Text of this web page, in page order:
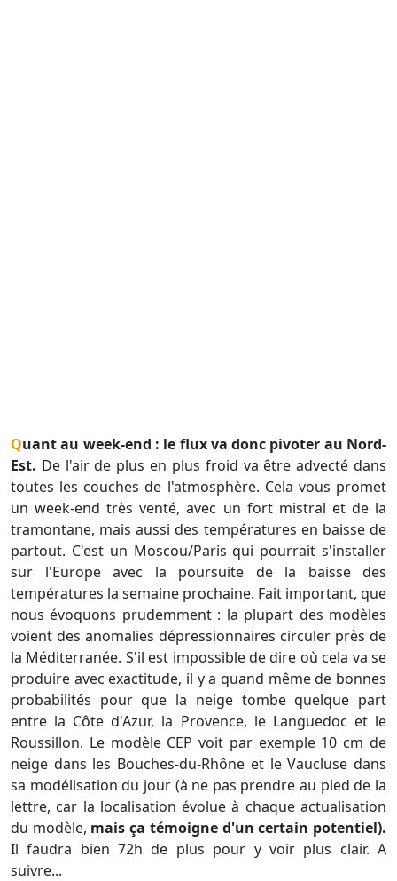
Quant au week-end : le flux va donc pivoter au Nord-
Est. De l'air de plus en plus froid va être advecté dans
toutes les couches de l'atmosphère. Cela vous promet
un week-end très venté, avec un fort mistral et de la
tramontane, mais aussi des températures en baisse de
partout. C'est un Moscou/Paris qui pourrait s'installer
sur l'Europe avec la poursuite de la baisse des
températures la semaine prochaine. Fait important, que
nous évoquons prudemment : la plupart des modèles
voient des anomalies dépressionnaires circuler près de
la Méditerranée. S'il est impossible de dire où cela va se
produire avec exactitude, il y a quand même de bonnes
probabilités pour que la neige tombe quelque part
entre la Côte d'Azur, la Provence, le Languedoc et le
Roussillon. Le modèle CEP voit par exemple 10 cm de
neige dans les Bouches-du-Rhône et le Vaucluse dans
sa modélisation du jour (à ne pas prendre au pied de la
lettre, car la localisation évolue à chaque actualisation
du modèle, mais ça témoigne d'un certain potentiel).
Il faudra bien 72h de plus pour y voir plus clair. A
suivre...